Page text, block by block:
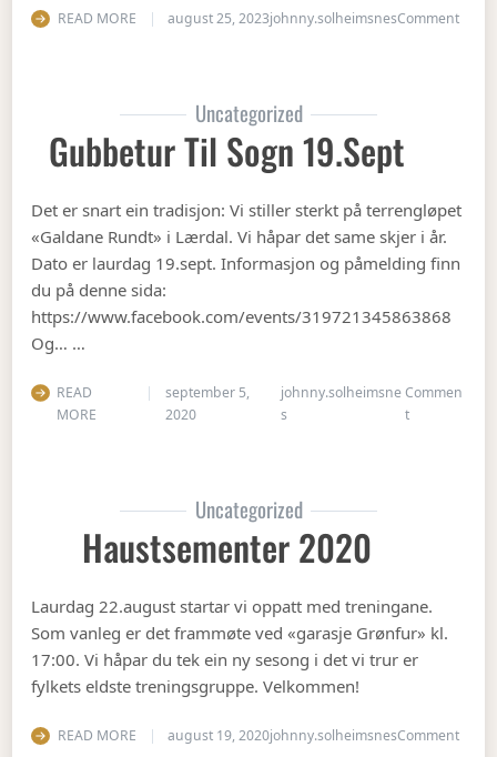
READ MORE august 25, 2023johnny.solheimsnesCommenton
Uncategorized
Gubbetur Til Sogn 19.sept
Det er snart ein tradisjon: Vi stiller sterkt på terrengløpet
«Galdane Rundt» i Lærdal. Vi håpar det same skjer i år.
Dato er laurdag 19.sept. Informasjon og påmelding finn
du på denne sida:
https://www.facebook.com/events/319721345863868
Og… …
READ
MORE
september 5,
2020
johnny.solheimsne
s
Commen
ton Gubbetur
Uncategorized
Haustsementer 2020
Laurdag 22.august startar vi oppatt med treningane.
Som vanleg er det frammøte ved «garasje Grønfur» kl.
17:00. Vi håpar du tek ein ny sesong i det vi trur er
fylkets eldste treningsgruppe. Velkommen!
READ MORE august 19, 2020johnny.solheimsnesCommenton